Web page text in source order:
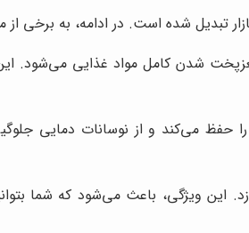
تبدیل شده است. در ادامه، به برخی
شدن کامل مواد غذایی می‌شود. این
می‌کند و از نوسانات دمایی
این ویژگی، باعث می‌شود که شما